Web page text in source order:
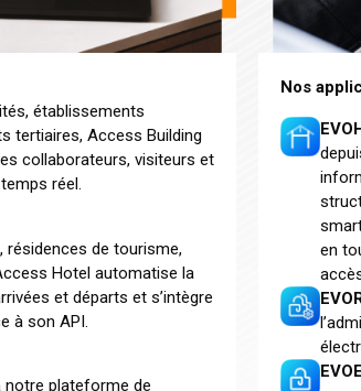
établissements
tertiaires, Access Building
collaborateurs, visiteurs et
réel.
résidences de tourisme,
Hotel automatise la
et départs et s’intègre
à son API.
notre plateforme de
Nos
en